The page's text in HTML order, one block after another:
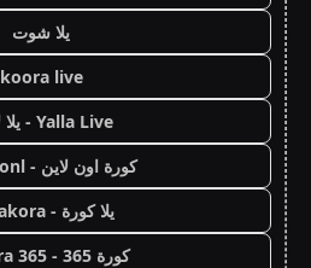
يلا شوت
koora live
Yalla Live - يلا لايف
كورة اون لاين - koora onl
يلا كورة - yallakora
كورة 365 - kooora 365